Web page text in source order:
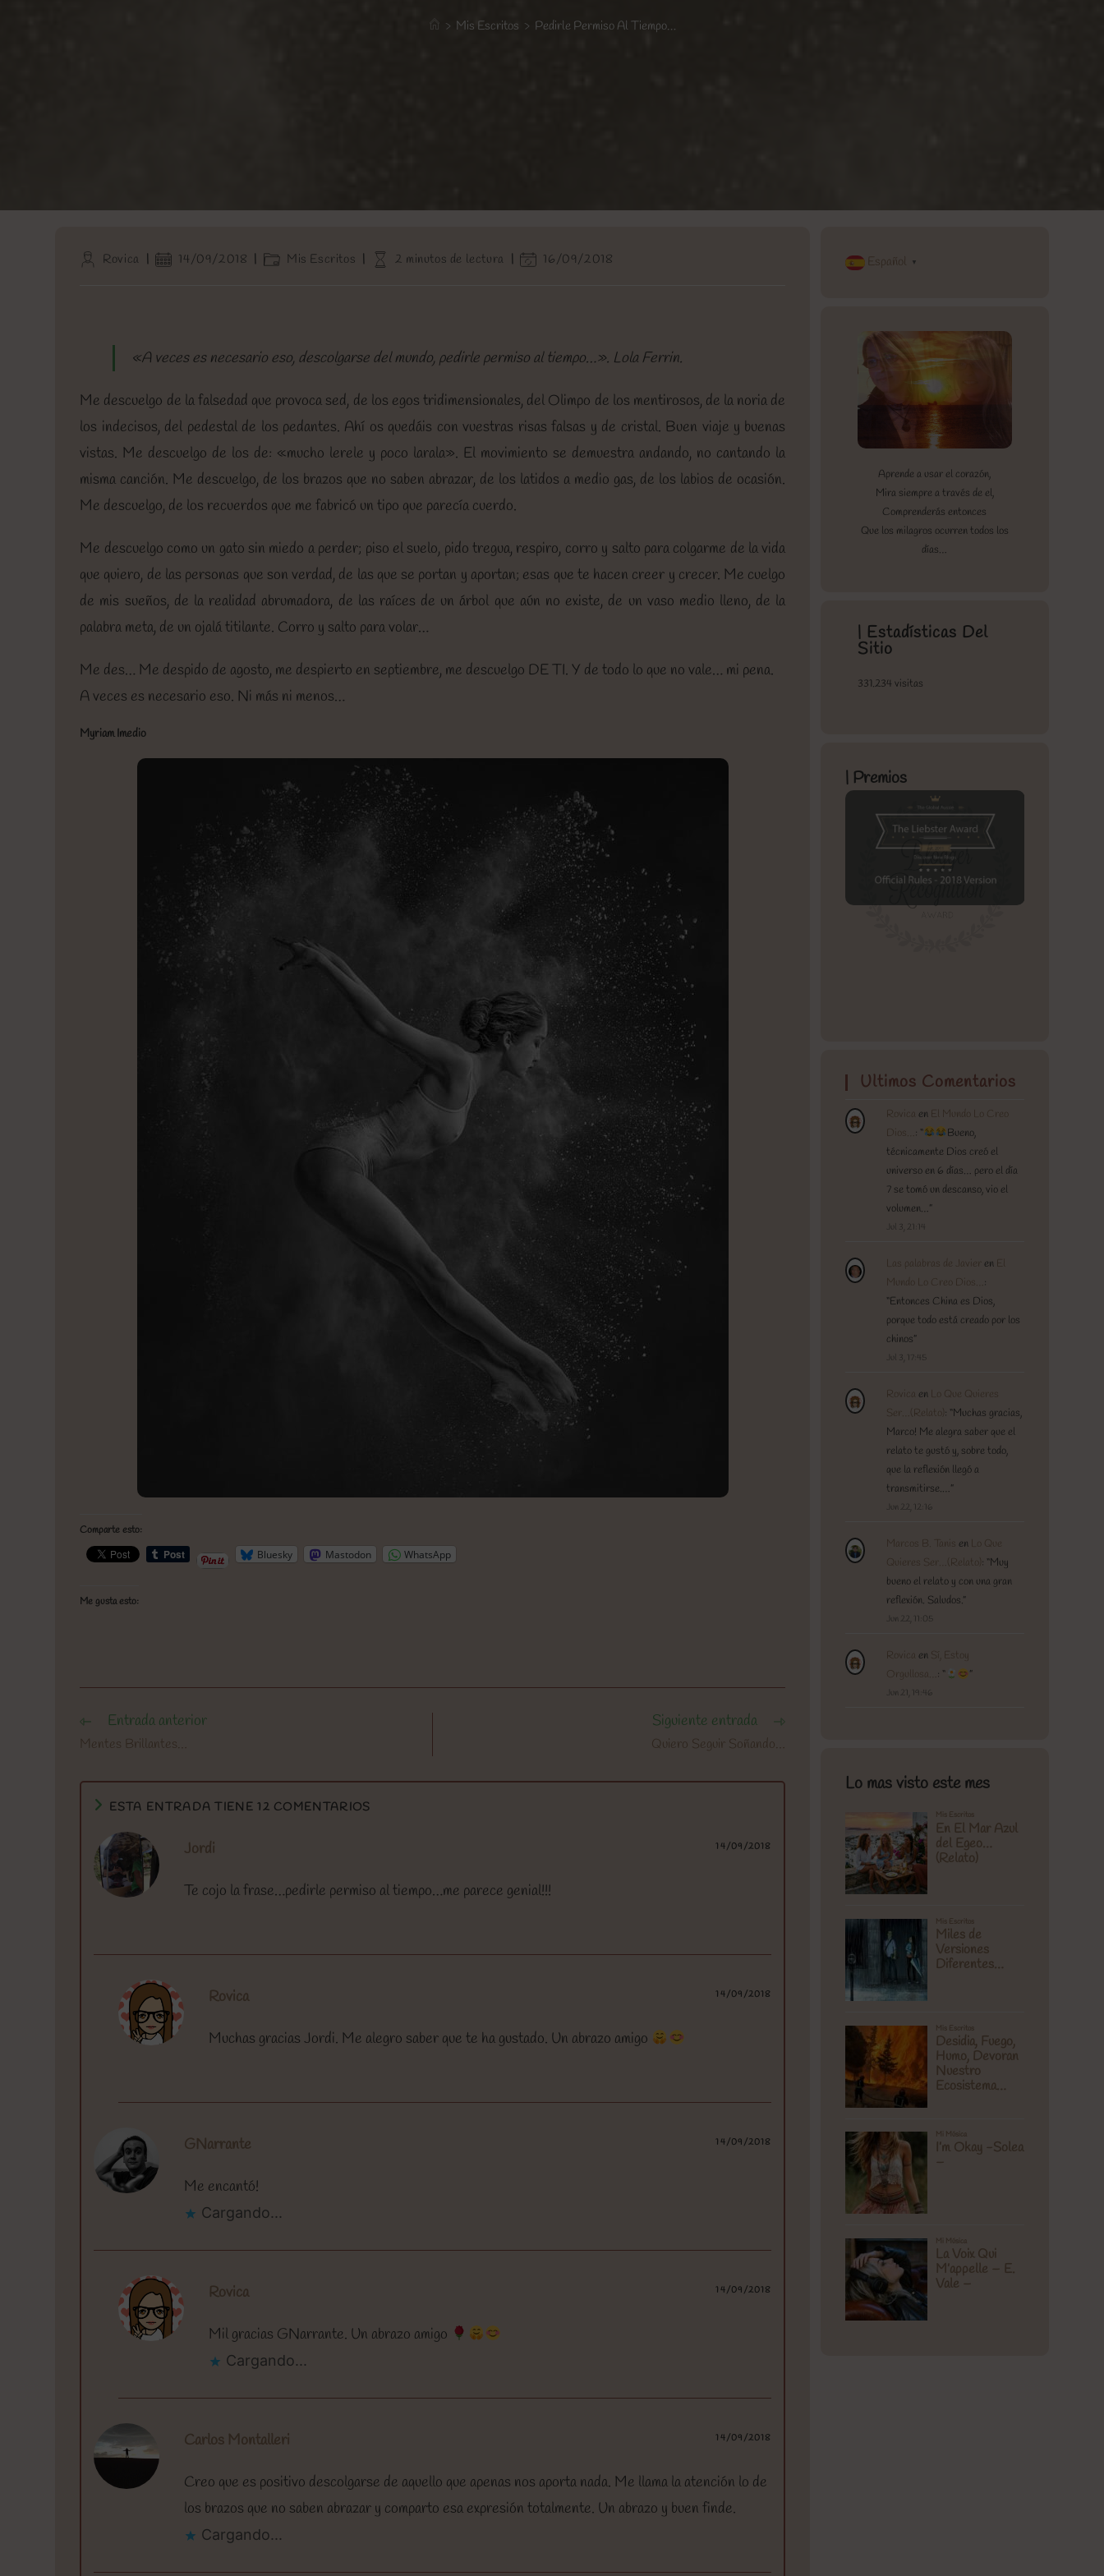
> Mis Escritos > Pedirle Permiso Al Tiempo…
AutorRovica
Publicación
14/09/2018
CategoríaMis Escritos
Tiempo2 minutos de lectura
Última16/09/2018
«A veces es necesario eso, descolgarse del mundo, pedirle permiso al tiempo…». Lola Ferrin.
Me descuelgo de la falsedad que provoca sed, de los egos tridimensionales, del Olimpo de los mentirosos, de la noria de
los indecisos, del pedestal de los pedantes. Ahí os quedáis con vuestras risas falsas y de cristal. Buen viaje y buenas
vistas. Me descuelgo de los de: «mucho lerele y poco larala». El movimiento se demuestra andando, no cantando la
misma canción. Me descuelgo, de los brazos que no saben abrazar, de los latidos a medio gas, de los labios de ocasión.
Me descuelgo, de los recuerdos que me fabricó un tipo que parecía cuerdo.
Me descuelgo como un gato sin miedo a perder; piso el suelo, pido tregua, respiro, corro y salto para colgarme de la vida
que quiero, de las personas que son verdad, de las que se portan y aportan; esas que te hacen creer y crecer. Me cuelgo
de mis sueños, de la realidad abrumadora, de las raíces de un árbol que aún no existe, de un vaso medio lleno, de la
palabra meta, de un ojalá titilante. Corro y salto para volar…
Me des… Me despido de agosto, me despierto en septiembre, me descuelgo DE TI. Y de todo lo que no vale… mi pena.
A veces es necesario eso. Ni más ni menos…
Myriam Imedio
Comparte esto:
Bluesky Mastodon WhatsApp
Me gusta esto:
Leer
más
artículos
Entrada anterior
Mentes Brillantes…
Siguiente entrada
Quiero Seguir Soñando…
ESTA ENTRADA TIENE 12 COMENTARIOS
Jordi 14/09/2018
Te cojo la frase…pedirle permiso al tiempo…me parece genial!!!
Rovica 14/09/2018
Muchas gracias Jordi. Me alegro saber que te ha gustado. Un abrazo amigo
GNarrante 14/09/2018
Me encantó!
Cargando...
Rovica 14/09/2018
Mil gracias GNarrante. Un abrazo amigo
Cargando...
Carlos Montalleri 14/09/2018
Creo que es positivo descolgarse de aquello que apenas nos aporta nada. Me llama la atención lo de
los brazos que no saben abrazar y comparto esa expresión totalmente. Un abrazo y buen finde.
Cargando...
Español ▼
Aprende a usar el corazón,
Mira siempre a través de el,
Comprenderás entonces
Que los milagros ocurren todos los
días…
| Estadísticas Del
Sitio
331.234 visitas
| Premios
Ultimos Comentarios
Rovica en El Mundo Lo Creo
Dios… : “
Bueno,
técnicamente Dios creó el
universo en 6 días… pero el día
7 se tomó un descanso, vio el
volumen…”
Jul 3, 21:14
Las palabras de Javier en El
Mundo Lo Creo Dios… :
“Entonces China es Dios,
porque todo está creado por los
chinos”
Jul 3, 17:45
Rovica en
Lo Que Quieres
Ser…(Relato) : “Muchas gracias,
Marco! Me alegra saber que el
relato te gustó y, sobre todo,
que la reflexión llegó a
transmitirse.…”
Jun 22, 12:16
Marcos B. Tanis en
Lo Que
Quieres Ser…(Relato) : “Muy
bueno el relato y con una gran
reflexión. Saludos.”
Jun 22, 11:05
Rovica en
Sí, Estoy
Orgullosa… : “ ”
Jun 21, 19:46
Lo mas visto este mes